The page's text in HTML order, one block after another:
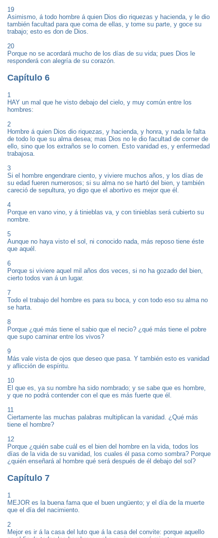
19
Asimismo, á todo hombre á quien Dios dio riquezas y hacienda, y le dio
también facultad para que coma de ellas, y tome su parte, y goce su
trabajo; esto es don de Dios.
20
Porque no se acordará mucho de los días de su vida; pues Dios le
responderá con alegría de su corazón.
Capítulo 6
1
HAY un mal que he visto debajo del cielo, y muy común entre los
hombres:
2
Hombre á quien Dios dio riquezas, y hacienda, y honra, y nada le falta
de todo lo que su alma desea; mas Dios no le dio facultad de comer de
ello, sino que los extraños se lo comen. Esto vanidad es, y enfermedad
trabajosa.
3
Si el hombre engendrare ciento, y viviere muchos años, y los días de
su edad fueren numerosos; si su alma no se hartó del bien, y también
careció de sepultura, yo digo que el abortivo es mejor que él.
4
Porque en vano vino, y á tinieblas va, y con tinieblas será cubierto su
nombre.
5
Aunque no haya visto el sol, ni conocido nada, más reposo tiene éste
que aquél.
6
Porque si viviere aquel mil años dos veces, si no ha gozado del bien,
cierto todos van á un lugar.
7
Todo el trabajo del hombre es para su boca, y con todo eso su alma no
se harta.
8
Porque ¿qué más tiene el sabio que el necio? ¿qué más tiene el pobre
que supo caminar entre los vivos?
9
Más vale vista de ojos que deseo que pasa. Y también esto es vanidad
y aflicción de espíritu.
10
El que es, ya su nombre ha sido nombrado; y se sabe que es hombre,
y que no podrá contender con el que es más fuerte que él.
11
Ciertamente las muchas palabras multiplican la vanidad. ¿Qué más
tiene el hombre?
12
Porque ¿quién sabe cuál es el bien del hombre en la vida, todos los
días de la vida de su vanidad, los cuales él pasa como sombra? Porque
¿quién enseñará al hombre qué será después de él debajo del sol?
Capítulo 7
1
MEJOR es la buena fama que el buen ungüento; y el día de la muerte
que el día del nacimiento.
2
Mejor es ir á la casa del luto que á la casa del convite: porque aquello